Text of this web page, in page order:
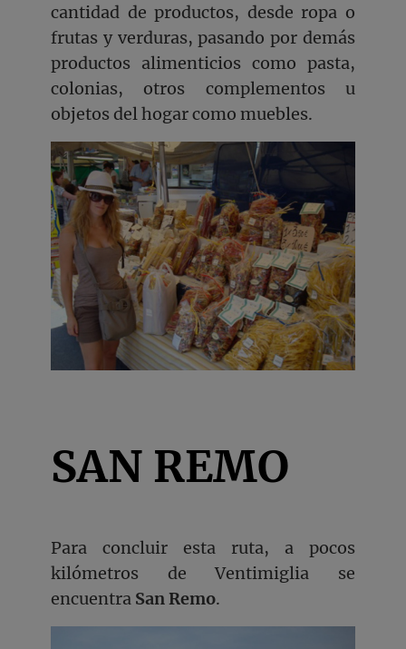
cantidad de productos, desde ropa o
frutas y verduras, pasando por demás
productos alimenticios como pasta,
colonias, otros complementos u
objetos del hogar como muebles.
SAN REMO
Para concluir esta ruta, a pocos
kilómetros de Ventimiglia se
encuentra San Remo.